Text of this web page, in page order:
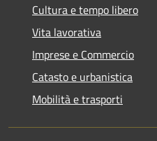
Cultura e tempo libero
Vita lavorativa
Imprese e Commercio
Catasto e urbanistica
Mobilità e trasporti